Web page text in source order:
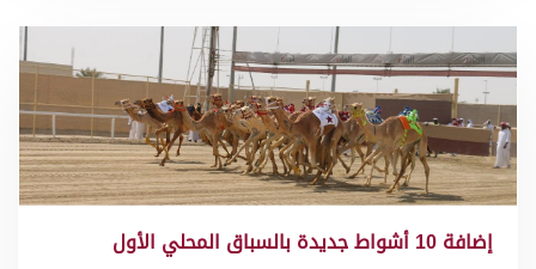
إضافة 10 أشواط جديدة بالسباق المحلي الأول